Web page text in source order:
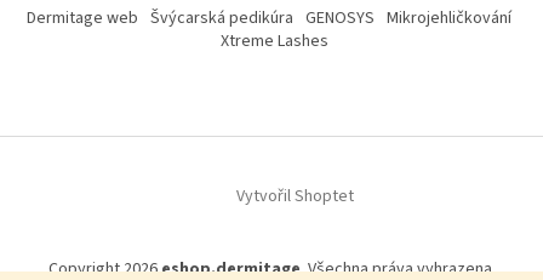
Dermitage web Švýcarská pedikúra GENOSYS Mikrojehličkování
Xtreme Lashes
Vytvořil Shoptet
Copyright 2026eshop.dermitage. Všechna práva vyhrazena.